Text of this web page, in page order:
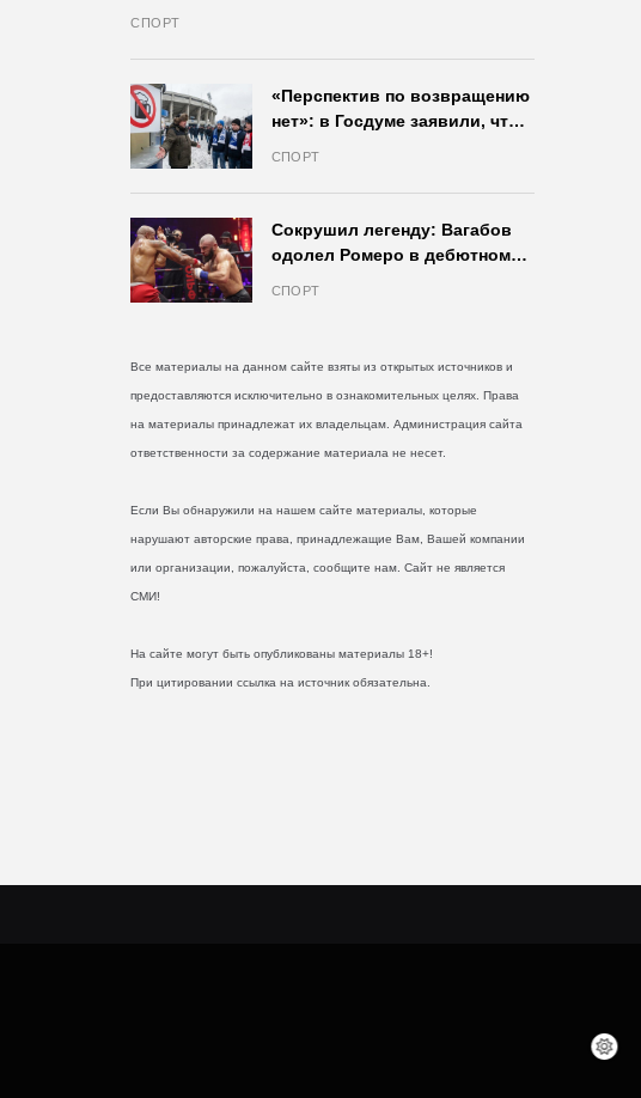
президента IIHF в октябре
СПОРТ
«Перспектив по возвращению
нет»: в Госдуме заявили, что
СПОРТ
Сокрушил легенду: Вагабов
одолел Ромеро в дебютном
СПОРТ
Все материалы на данном сайте взяты из открытых источников и
предоставляются исключительно в ознакомительных целях. Права
на материалы принадлежат их владельцам. Администрация сайта
ответственности за содержание материала не несет.
Если Вы обнаружили на нашем сайте материалы, которые
нарушают авторские права, принадлежащие Вам, Вашей компании
или организации, пожалуйста, сообщите нам. Сайт не является
СМИ!
На сайте могут быть опубликованы материалы 18+!
При цитировании ссылка на источник обязательна.